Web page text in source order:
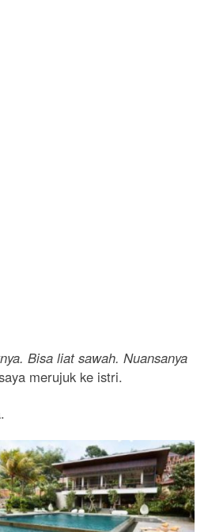
Bisa liat sawah. Nuansanya
merujuk ke istri.